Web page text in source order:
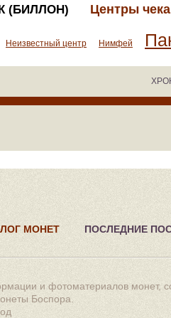
(БИЛЛОН) Центры
Неизвестный центр Нимфей
МОНЕТ ПОСЛЕДНИЕ
и фотоматериалов монет,
Боспора